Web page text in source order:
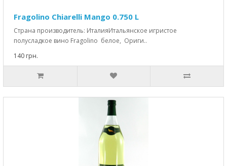
Fragolino Chiarelli Mango 0.750 L
Страна производитель: ИталияИтальянское игристое
полусладкое вино Fragolino белое, Ориги..
140 грн.